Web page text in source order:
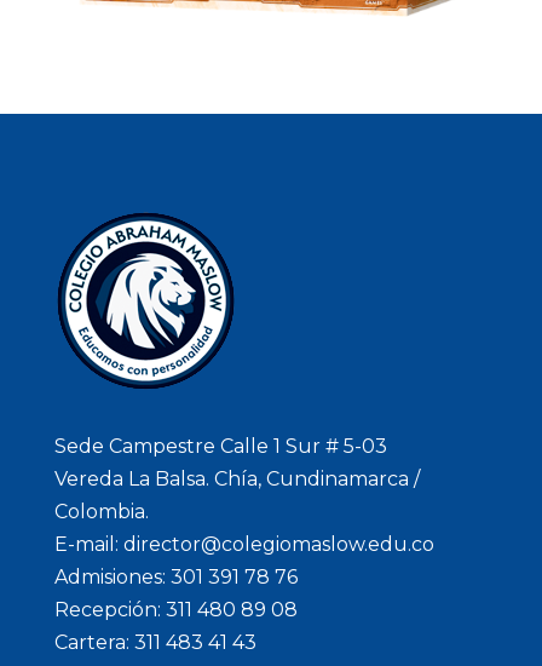
Sede Campestre Calle 1 Sur # 5-03
Vereda La Balsa. Chía, Cundinamarca /
Colombia.
E-mail: director@colegiomaslow.edu.co
Admisiones: 301 391 78 76
Recepción: 311 480 89 08
Cartera: 311 483 41 43